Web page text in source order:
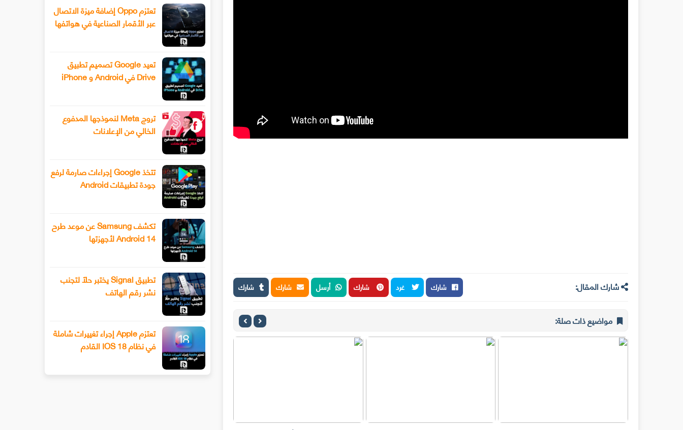
شارك المقال: شارك غرد شارك أرسل شارك شارك
مواضيع ذات صلة:
تعتزم Oppo إضافة ميزة الاتصال
عبر الأقمار الصناعية في هواتفها
تعيد Google تصميم تطبيق
Drive في Android و iPhone
تروج Meta لنموذجها المدفوع
الخالي من الإعلانات
تتخذ Google إجراءات صارمة لرفع
جودة تطبيقات Android
تكشف Samsung عن موعد طرح
Android 14 لأجهزتها
تطبيق Signal يختبر حلًا لتجنب
نشر رقم الهاتف
تعتزم Apple إجراء تغييرات شاملة
في نظام IOS 18 القادم